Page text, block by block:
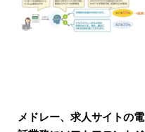
メドレー、求人サイトの電